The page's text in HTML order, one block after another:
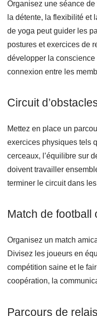
Organisez une séance
la détente, la flexibilité et
de yoga peut guider les
postures et exercices de
développer la
connexion entre les
Circuit
Mettez en place un
exercices physiques tels
cerceaux, l’équilibre sur
doivent travailler
terminer le circuit dans
Match de football
Organisez un match
Divisez les joueurs en
compétition saine et le
coopération, la
Parcours de relais